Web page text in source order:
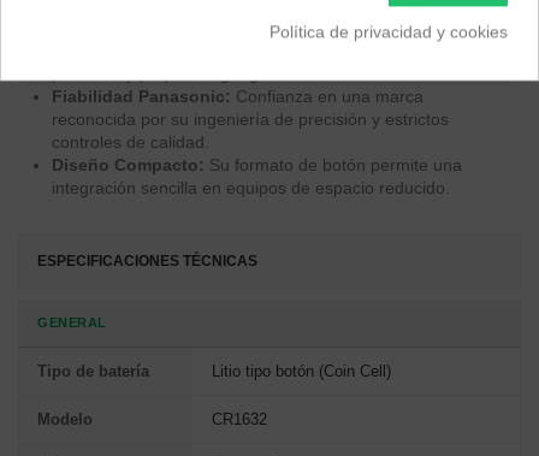
una excelente autonomía y una vida útil prolongada.
Ideal para mandos a distancia de coche,
Fiabilidad Panasonic: Confianza en una marca
reconocida por su ingeniería de precisión y estrictos
controles de calidad.
Diseño Compacto: Su formato de botón permite una
integración sencilla en equipos de espacio reducido.
ESPECIFICACIONES TÉCNICAS
GENERAL
Tipo de batería Litio tipo botón (Coin Cell)
Modelo CR1632
Política de privacidad y cookies